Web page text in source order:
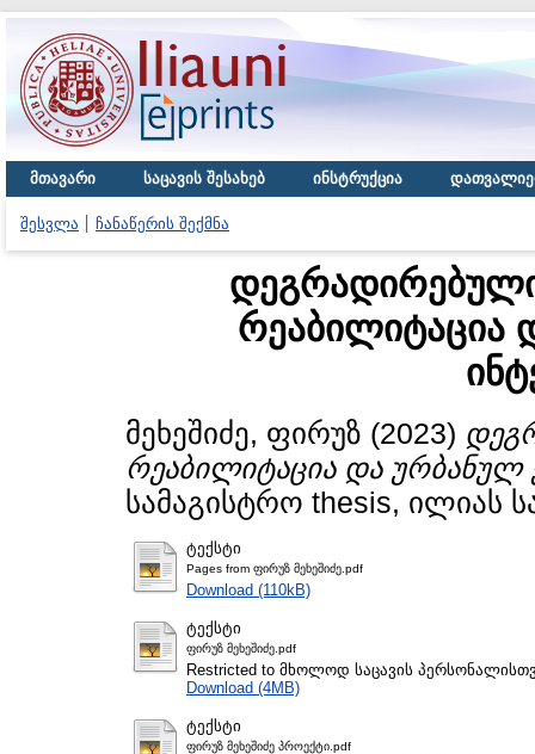
მთავარი საცავის შესახებ ინსტრუქცია
შესვლა ჩანაწერის შექმნა
რეაბილიტაცია
მეხეშიძე, ფირუზ (2023)
რეაბილიტაცია და ურბანულ
სამაგისტრო thesis, ილიას
ტექსტი
Pages from ფირუზ მეხეშიძე.pdf
Download (110kB)
ტექსტი
ფირუზ მეხეშიძე.pdf
Restricted to მხოლოდ საცავის
Download (4MB)
ტექსტი
ფირუზ მეხეშიძე პროექტი.pdf